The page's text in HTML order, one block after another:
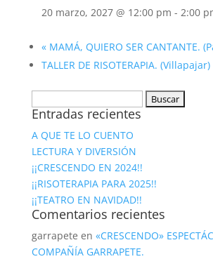
20 marzo, 2027 @ 12:00 pm - 2:00
«MAMÁ, QUIERO SER CANTANTE.
TALLER DE RISOTERAPIA. (Villapajar)
Entradas recientes
A QUE TE LO CUENTO
LECTURA Y DIVERSIÓN
¡¡CRESCENDO EN 2024!!
¡¡RISOTERAPIA PARA 2025!!
¡¡TEATRO EN NAVIDAD!!
Comentarios recientes
garrapete en «CRESCENDO»
COMPAÑÍA GARRAPETE.